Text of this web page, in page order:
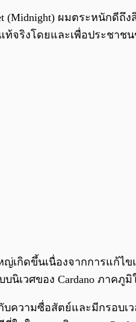
(Midnight) ผมตระหนัก
จริงโดยและเพื่อประชาช
ญ่เกิดขึ้นเนื่องจากการแก้
เวศของ Cardano ภาคภู
บความซื่อสัตย์และมีกรอบ